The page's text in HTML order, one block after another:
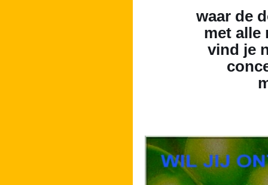
waar de
met alle
vind je